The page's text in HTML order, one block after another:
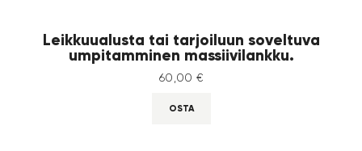
Leikkuualusta tai tarjoiluun soveltuva
umpitamminen massiivilankku.
60,00 €
OSTA